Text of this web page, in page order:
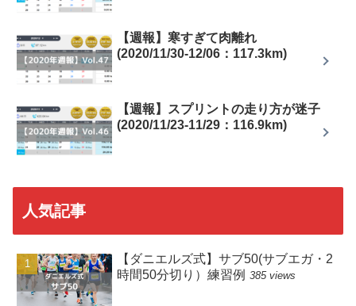
【週報】寒すぎて肉離れ
(2020/11/30-12/06：117.3km)
【週報】スプリントの走り方が迷子
(2020/11/23-11/29：116.9km)
人気記事
【ダニエルズ式】サブ50(サブエガ・2
時間50分切り）練習例 385 views